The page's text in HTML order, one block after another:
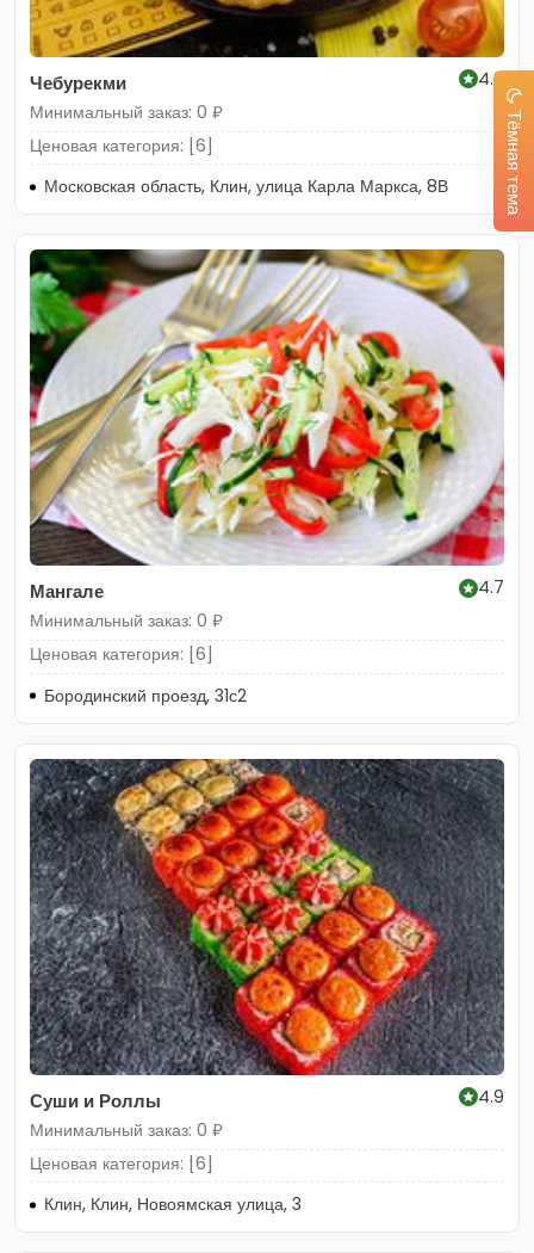
Чебурекми
4.8
Минимальный заказ: 0 ₽
Ценовая категория: [6]
Московская область, Клин, улица Карла Маркса, 8В
Мангале
4.7
Минимальный заказ: 0 ₽
Ценовая категория: [6]
Бородинский проезд, 31с2
Суши и Роллы
4.9
Минимальный заказ: 0 ₽
Ценовая категория: [6]
Клин, Клин, Новоямская улица, 3
Тёмная тема